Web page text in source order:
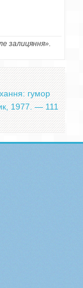
залицяння».
гумор
1977. — 111